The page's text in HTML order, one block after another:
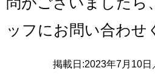
ッフにお問い合わせ
掲載日:2023年7月10日